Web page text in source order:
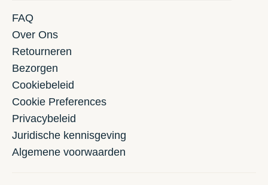
FAQ
Over Ons
Retourneren
Bezorgen
Cookiebeleid
Cookie Preferences
Privacybeleid
Juridische kennisgeving
Algemene voorwaarden